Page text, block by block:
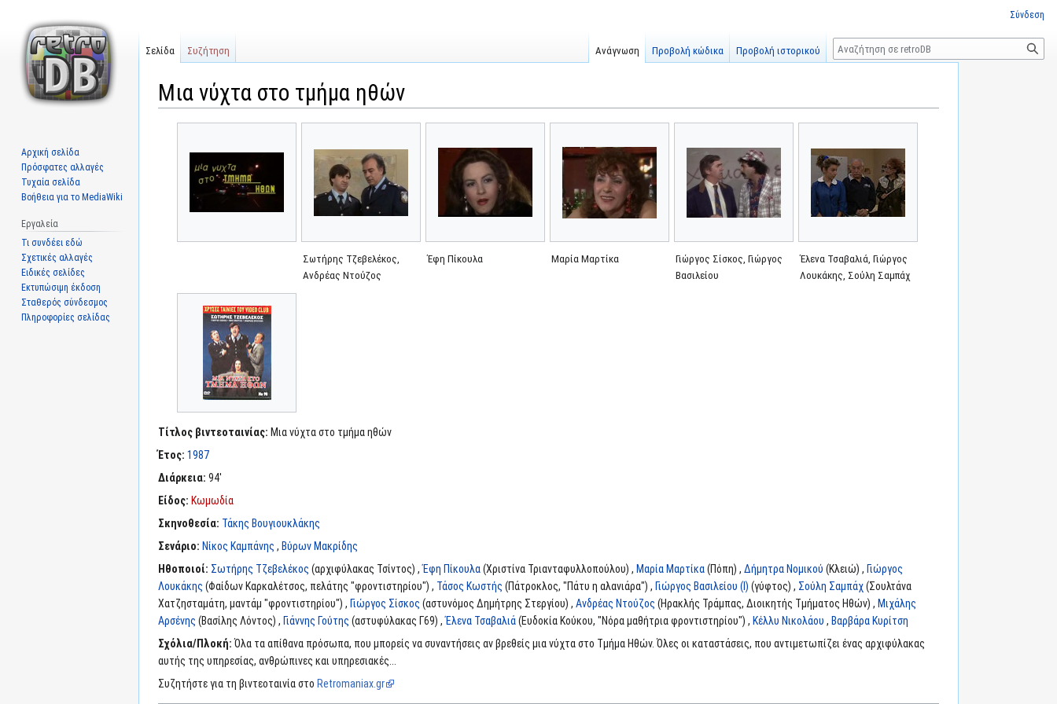
Μια νύχτα στο τμήμα ηθών
πλοήγηση
αναζήτηση
Σωτήρης Τζεβελέκος,
Ανδρέας Ντούζος
Έφη Πίκουλα Μαρία Μαρτίκα
Γιώργος Σίσκος, Γιώργος
Βασιλείου
Έλενα Τσαβαλιά, Γιώργος
Λουκάκης, Σούλη Σαμπάχ
Τίτλος βιντεοταινίας: Μια νύχτα στο τμήμα ηθών
Έτος: 1987
Διάρκεια: 94'
Είδος: Κωμωδία
Σκηνοθεσία: Τάκης Βουγιουκλάκης
Σενάριο: Νίκος Καμπάνης , Βύρων Μακρίδης
Ηθοποιοί: Σωτήρης Τζεβελέκος (αρχιφύλακας Τσίντος) ,Έφη Πίκουλα(Χριστίνα Τριανταφυλλοπούλου) , Μαρία Μαρτίκα(Πόπη) , Δήμητρα Νομικού (Κλειώ) , Γιώργος
Λουκάκης (Φαίδων Καρκαλέτσος, πελάτης "φροντιστηρίου") , Τάσος Κωστής (Πάτροκλος, "Πάτυ η αλανιάρα") , Γιώργος Βασιλείου (I) (γύφτος) , Σούλη Σαμπάχ(Σουλτάνα
Χατζησταμάτη, μαντάμ "φροντιστηρίου") , Γιώργος Σίσκος (αστυνόμος Δημήτρης Στεργίου) , Ανδρέας Ντούζος (Ηρακλής Τράμπας, Διοικητής Τμήματος Ηθών) , Μιχάλης
Αρσένης (Βασίλης Λόντος) , Γιάννης Γούτης (αστυφύλακας Γ69) ,Έλενα Τσαβαλιά(Ευδοκία Κούκου, "Νόρα μαθήτρια φροντιστηρίου") , Κέλλυ Νικολάου , Βαρβάρα Κυρίτση
Σχόλια/Πλοκή:Όλα τα απίθανα πρόσωπα, που μπορείς να συναντήσεις αν βρεθείς μια νύχτα στο Τμήμα Ηθών. Όλες οι καταστάσεις, που αντιμετωπίζει ένας αρχιφύλακας
αυτής της υπηρεσίας, ανθρώπινες και υπηρεσιακές...
Συζητήστε για τη βιντεοταινία στο Retromaniax.gr
Σύνδεση
Σελίδα Συζήτηση Ανάγνωση Προβολή κώδικα Προβολή ιστορικού
Αναζήτηση
Αρχική σελίδα
Πρόσφατες αλλαγές
Τυχαία σελίδα
Βοήθεια για το MediaWiki
Εργαλεία
Τι συνδέει εδώ
Σχετικές αλλαγές
Ειδικές σελίδες
Εκτυπώσιμη έκδοση
Σταθερός σύνδεσμος
Πληροφορίες σελίδας